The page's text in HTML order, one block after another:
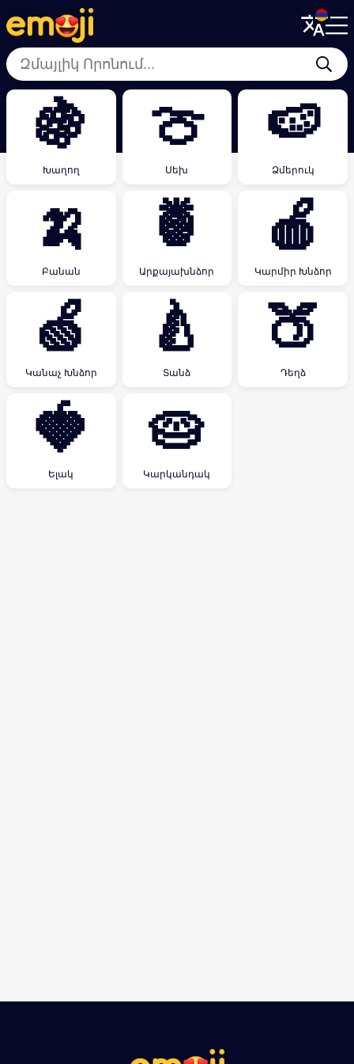
Menu
Close
Menu
Close
🍇
Խաղող
🍈
Սեխ
🍉
Ձմերուկ
🍌
Բանան
🍍
Արքայախնձոր
🍎
Կարմիր Խնձոր
🍏
Կանաչ Խնձոր
🍐
Տանձ
🍑
Դեղձ
🍓
Ելակ
🥧
Կարկանդակ